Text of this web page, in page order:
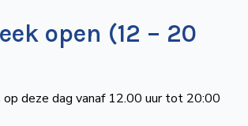
open (12 – 20
deze dag vanaf 12.00 uur tot 20:00